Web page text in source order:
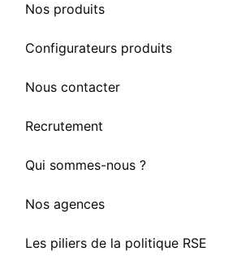
Nos produits
Configurateurs produits
Nous contacter
Recrutement
Qui sommes-nous ?
Nos agences
Les piliers de la politique RSE